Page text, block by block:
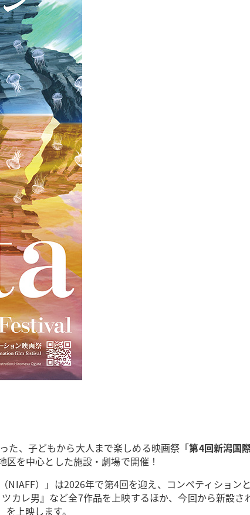
た、子どもから大人まで楽しめる映画祭「第4回新潟国
を中心とした施設・劇場で開催！
）」は2026年で第4回を迎え、コンペティション
カレ男』など全7作品を上映するほか、今回から新設
上映します。